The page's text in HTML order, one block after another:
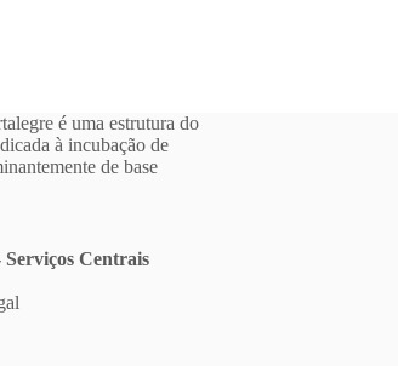
é uma estrutura do
à incubação de
de base
Centrais